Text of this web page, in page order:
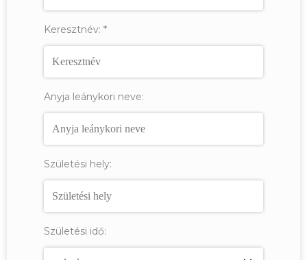
Keresztnév: *
Anyja leánykori neve:
Születési hely:
Születési idő: